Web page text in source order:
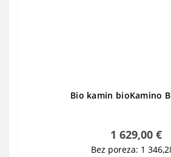
Bio kamin bioKamino
1 629,00 €
Bez poreza: 1